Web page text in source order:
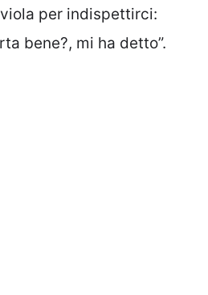
per indispettirci:
bene?, mi ha detto”.